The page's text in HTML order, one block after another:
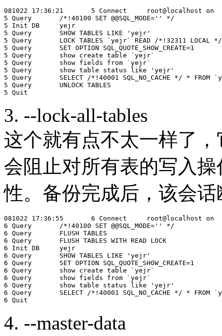
081022 17:36:21       5 Connect     root@localhost on
5 Query       /*!40100 SET @@SQL_MODE='' */
5 Init DB     yejr
5 Query       SHOW TABLES LIKE 'yejr'
5 Query       LOCK TABLES `yejr` READ /*!32311 LOCAL */
5 Query       SET OPTION SQL_QUOTE_SHOW_CREATE=1
5 Query       show create table `yejr`
5 Query       show fields from `yejr`
5 Query       show table status like 'yejr'
5 Query       SELECT /*!40001 SQL_NO_CACHE */ * FROM
5 Query       UNLOCK TABLES
3. --lock-all-tables
这个就有点不太一样了
会阻止对所有表的写入
性。备份完成后，该会
081022 17:36:55       6 Connect     root@localhost on
6 Query       /*!40100 SET @@SQL_MODE='' */
6 Query       FLUSH TABLES
6 Query       FLUSH TABLES WITH READ LOCK
6 Init DB     yejr
6 Query       SHOW TABLES LIKE 'yejr'
6 Query       SET OPTION SQL_QUOTE_SHOW_CREATE=1
6 Query       show create table `yejr`
6 Query       show fields from `yejr`
6 Query       show table status like 'yejr'
6 Query       SELECT /*!40001 SQL_NO_CACHE */ * FROM
4. --master-data